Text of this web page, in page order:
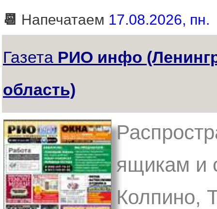
📆 Напечатаем 17.08.2026, пн.
Газета РИО инфо
область)
ящикам и
Колпино,